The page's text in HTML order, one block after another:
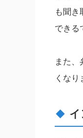
も聞き
できる
また、
くなり
イ